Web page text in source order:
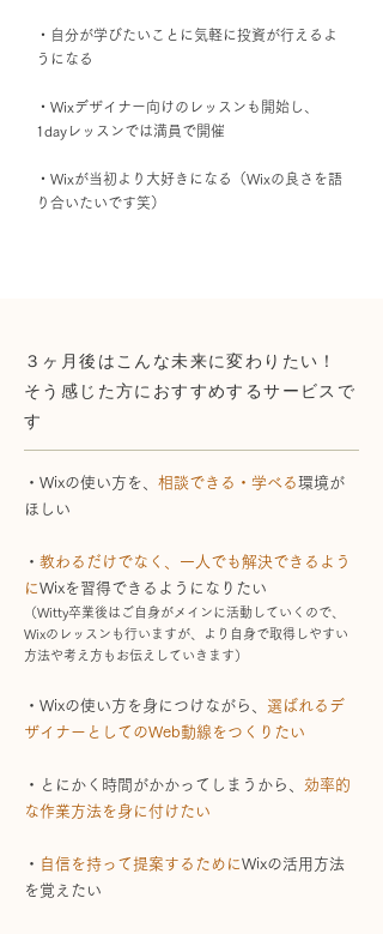
・自分が学びたいことに気軽に投資が行えるよ
うになる
・Wixデザイナー向けのレッスンも開始し、
1dayレッスンでは満員で開催
・Wixが当初より大好きになる（Wixの良さを語
り合いたいです笑）
３ヶ月後はこんな未来に変わりたい！
そう感じた方におすすめするサービスで
す
・Wixの使い方を、 相談できる・学べる環境が
ほしい
・ 教わるだけでなく、 一人でも解決できるよう
にWixを習得できるようになりたい
（Witty卒業後はご自身がメインに活動していく ので、
Wixの レッスンも行いますが、より自身で取得しやすい
方法や考え方も お伝えしていきます）
・Wixの使い方を身につけながら、 選ばれるデ
ザイナーとしてのWeb動線をつくりたい
・とにかく時間がかかってしまうから
効率的
な作業方法を身に付けたい
・ 自信を持って提案するためにWixの活用方法
を覚えたい